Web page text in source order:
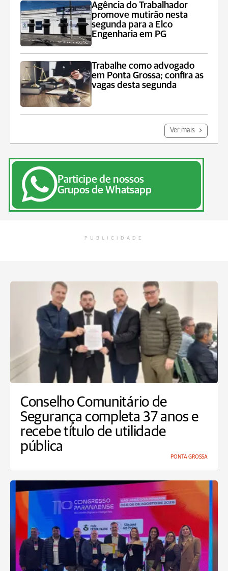
Agência do Trabalhador
promove mutirão nesta
segunda para a Elco
Engenharia em PG
Trabalhe como advogado
em Ponta Grossa; confira as
vagas desta segunda
Ver mais
Participe de nossos
Grupos de Whatsapp
PUBLICIDADE
Conselho Comunitário de
Segurança completa 37 anos e
recebe título de utilidade
pública
PONTA GROSSA